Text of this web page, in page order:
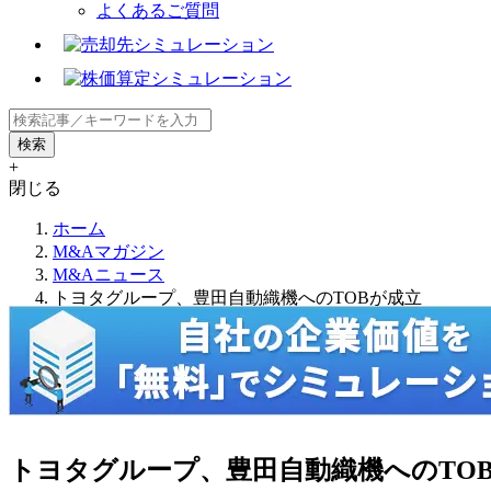
よくあるご質問
+
閉じる
ホーム
M&Aマガジン
M&Aニュース
トヨタグループ、豊田自動織機へのTOBが成立
トヨタグループ、豊田自動織機への